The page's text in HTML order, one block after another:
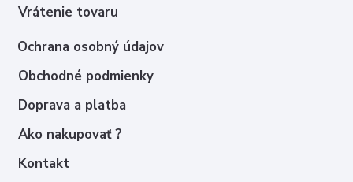
Vrátenie tovaru
Ochrana osobný údajov
Obchodné podmienky
Doprava a platba
Ako nakupovať ?
Kontakt